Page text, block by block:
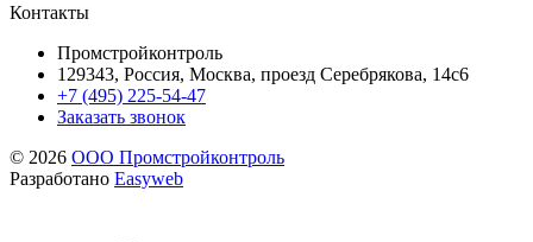
Контакты
Промстройконтроль
129343, Россия, Москва, проезд Серебрякова, 14с6
+7 (495) 225-54-47
Заказать звонок
© 2026 ООО Промстройконтроль
Разработано Easyweb